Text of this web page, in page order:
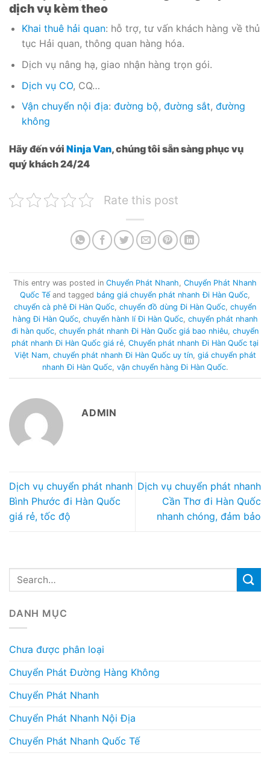
dịch vụ kèm theo
Khai thuê hải quan: hỗ trợ, tư vấn khách hàng về thủ
tục Hải quan, thông quan hàng hóa.
Dịch vụ nâng hạ, giao nhận hàng trọn gói.
Dịch vụ CO, CQ…
Vận chuyển nội địa: đường bộ, đường sắt, đường
không
Hãy đến với Ninja Van, chúng tôi sẵn sàng phục vụ
quý khách 24/24
Rate this post
This entry was posted in Chuyển Phát Nhanh Chuyển Phát Nhanh
Quốc Tếand tagged bảng giá chuyển phát nhanh Đi Hàn Quốc
chuyển cà phê Đi Hàn Quốc chuyển đồ dùng Đi Hàn Quốc chuyển
hàng Đi Hàn Quốc, chuyển hành lí Đi Hàn Quốc, chuyển phát nhanh
đi hàn quốc chuyển phát nhanh Đi Hàn Quốc giá bao nhiêu chuyển
phát nhanh Đi Hàn Quốc giá rẻ Chuyển phát nhanh Đi Hàn Quốc tại
Việt Nam, chuyển phát nhanh Đi Hàn Quốc uy tín, giá chuyển phát
nhanh Đi Hàn Quốc, vận chuyển hàng Đi Hàn Quốc.
ADMIN
Dịch vụ chuyển phát nhanh
Bình Phước đi Hàn Quốc
giá rẻ, tốc độ
Dịch vụ chuyển phát nhanh
Cần Thơ đi Hàn Quốc
nhanh chóng, đảm bảo
DANH MỤC
Chưa được phân loại
Chuyển Phát Đường Hàng Không
Chuyển Phát Nhanh
Chuyển Phát Nhanh Nội Địa
Chuyển Phát Nhanh Quốc Tế